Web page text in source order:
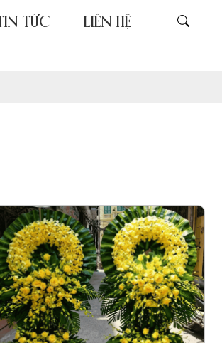
TỨC LIÊN HỆ